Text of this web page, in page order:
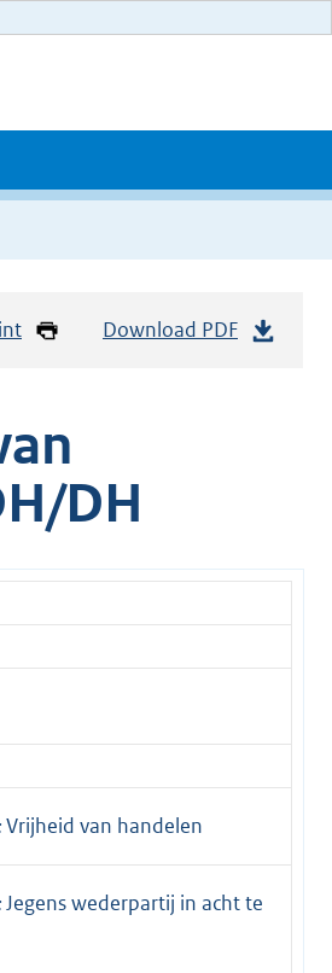
Download PDF
DH
Vrijheid van handelen
Jegens wederpartij in acht te